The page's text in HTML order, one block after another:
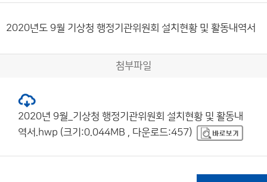
2020년도 9월 기상청 행정기관위원회 설치현황 및 활동내역서
첨부파일
2020년 9월_기상청 행정기관위원회 설치현황 및 활동내
역서.hwp (크기:0.044MB , 다운로드:457)